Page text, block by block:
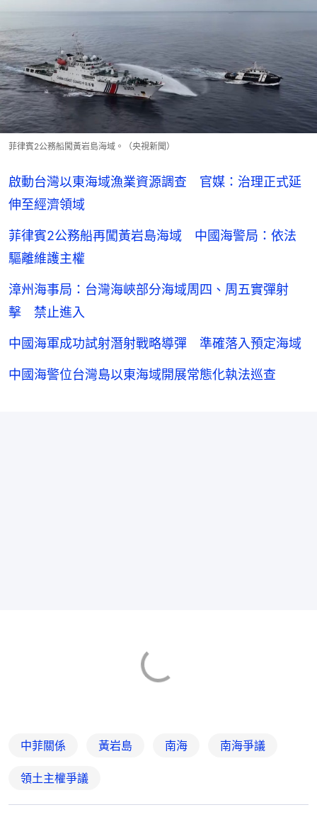
菲律賓2公務船闖黃岩島海域。（央視新聞）
啟動台灣以東海域漁業資源調查 官媒：治理正式延
伸至經濟領域
菲律賓2公務船再闖黃岩島海域 中國海警局：依法
驅離維護主權
漳州海事局：台灣海峽部分海域周四、周五實彈射
擊 禁止進入
中國海軍成功試射潛射戰略導彈 準確落入預定海域
中國海警位台灣島以東海域開展常態化執法巡查
中菲關係 黃岩島 南海 南海爭議
領土主權爭議